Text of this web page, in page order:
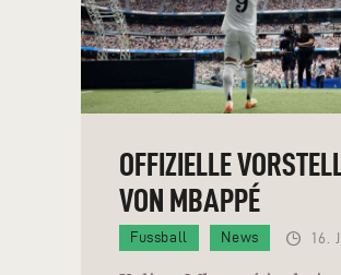
OFFIZIELLE
VON MBAPPÉ
Fussball News 16.